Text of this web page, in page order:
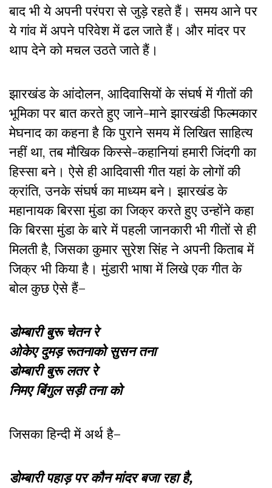
बाद भी ये अपनी परंपरा से जुड़े रहते हैं। समय आने पर
ये गांव में अपने परिवेश में ढल जाते हैं। और मांदर पर
थाप देने को मचल उठते जाते हैं।
झारखंड के आंदोलन, आदिवासियों के संघर्ष में गीतों की
भूमिका पर बात करते हुए जाने-माने झारखंडी फिल्मकार
मेघनाद का कहना है कि पुराने समय में लिखित साहित्य
नहीं था,तब मौखिक किस्से-कहानियां हमारी जिंदगी का
हिस्सा बने। ऐसे ही आदिवासी गीत यहां के लोगों की
क्रांति,उनके संघर्ष का माध्यम बने। झारखंड के
महानायक बिरसा मुंडा का जिक्र करते हुए उन्होंने कहा
कि बिरसा मुंडा के बारे में पहली जानकारी भी गीतों से ही
मिलती है,जिसका कुमार सुरेश सिंह ने अपनी किताब में
जिक्र भी किया है।मुंडारी भाषामें लिखे एक गीत के
बोल कुछ ऐसे हैं–
डोम्बारी बुरू चेतन रे
ओकेए दुमड़ रूतनाको सुसन तना
डोम्बारी बुरू लतर रे
निमए बिंगुल सड़ी तना को
जिसका हिन्दी में अर्थ है–
डोम्बारी पहाड़ पर कौन मांदर बजा रहा है,